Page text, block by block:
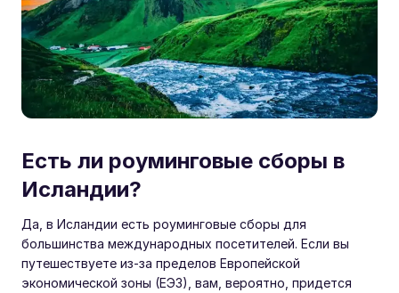
Есть ли роуминговые сборы в
Исландии?
Да, в Исландии есть роуминговые сборы для
большинства международных посетителей. Если вы
путешествуете из-за пределов Европейской
экономической зоны (ЕЭЗ), вам, вероятно, придется